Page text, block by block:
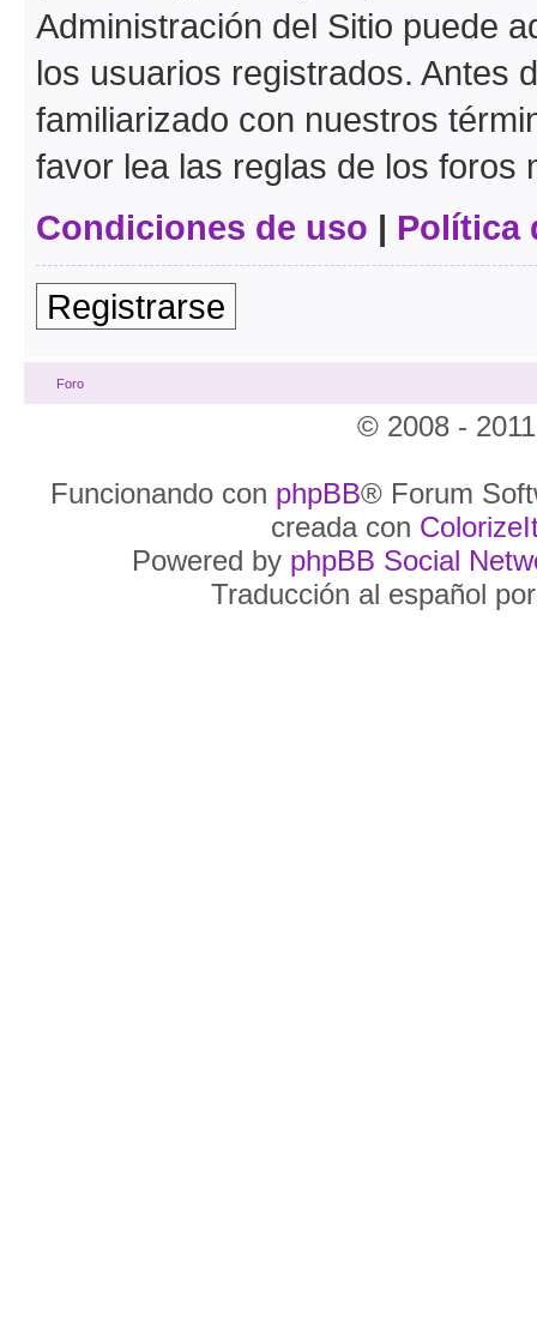
Administración del Sitio puede
los usuarios registrados. Antes
familiarizado con nuestros
favor lea las reglas de los foros
Condiciones de uso | Política
Registrarse
Foro
© 2008 -
Funcionando con phpBB® Forum
creada con
Powered by phpBB Social
Traducción al español